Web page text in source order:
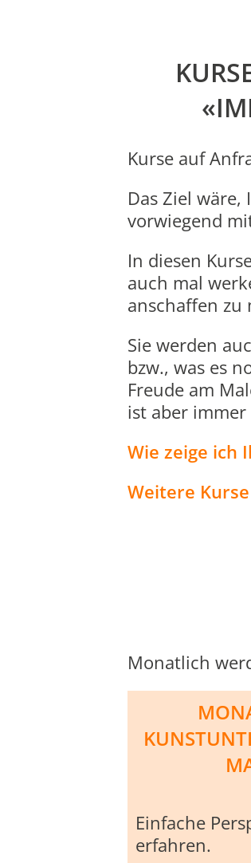
Kurse auf
Das Ziel
vorwiegend
In diesen
auch mal
anschaffen zu
Sie werden
bzw., was es
Freude am
ist aber
Wie zeige ich
Weitere
Monatlich
Einfache
erfahren.